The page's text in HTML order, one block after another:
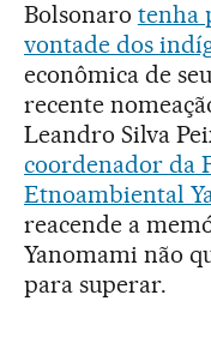
Bolsonaro tenha
vontade dos
econômica de
recente
Leandro Silva
coordenador da
Etnoambiental
reacende a
Yanomami não
para superar.